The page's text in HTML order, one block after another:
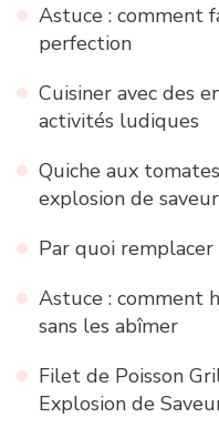
Astuce : comment
perfection
Cuisiner avec des
activités ludiques
Quiche aux
explosion de
Par quoi remplacer
Astuce : comment
sans les abîmer
Filet de Poisson
Explosion de